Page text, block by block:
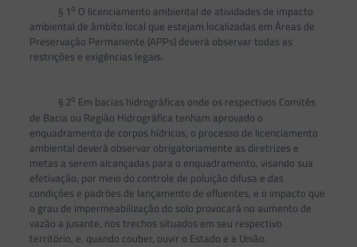
§ 1o O licenciamento ambiental de atividades de impacto
ambiental de âmbito local que estejam localizadas em Áreas de
Preservação Permanente (APPs) deverá observar todas as
restrições e exigências legais.
§ 2o Em bacias hidrográficas onde os respectivos Comitês
de Bacia ou Região Hidrográfica tenham aprovado o
enquadramento de corpos hídricos, o processo de licenciamento
ambiental deverá observar obrigatoriamente as diretrizes e
metas a serem alcançadas para o enquadramento, visando sua
efetivação, por meio do controle de poluição difusa e das
condições e padrões de lançamento de efluentes, e o impacto que
o grau de impermeabilização do solo provocará no aumento de
vazão a jusante, nos trechos situados em seu respectivo
território, e, quando couber, ouvir o Estado e a União.